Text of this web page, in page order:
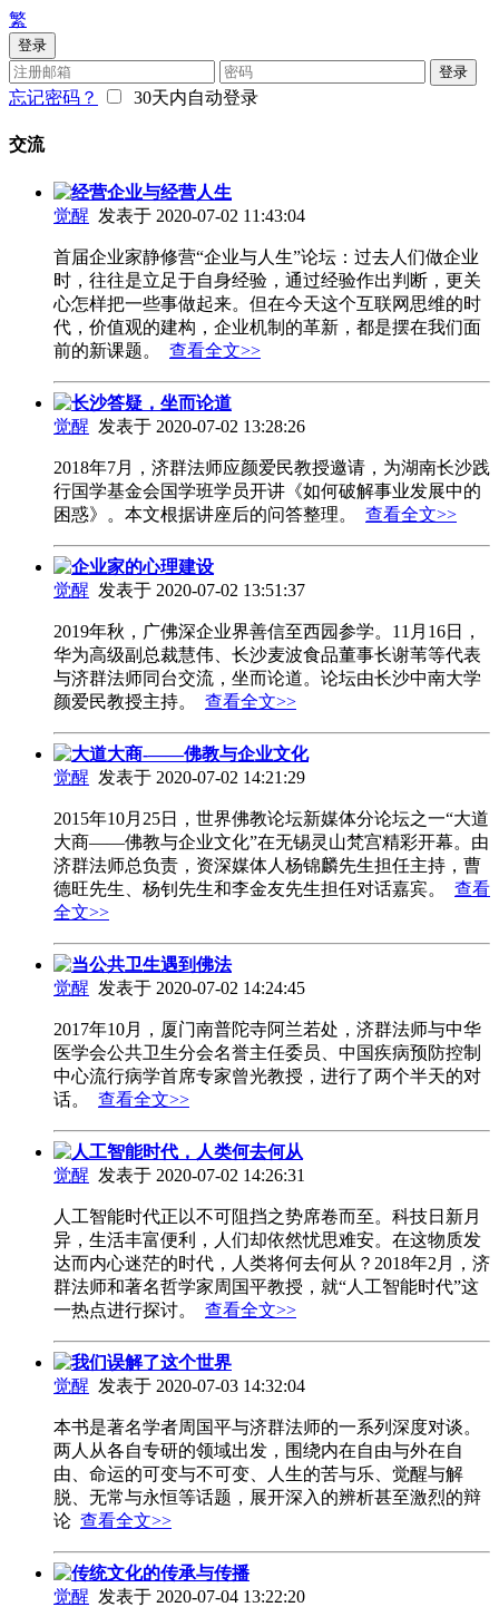
繁
登录
登录
忘记密码？ 30天内自动登录
交流
经营企业与经营人生
觉醒 发表于 2020-07-02 11:43:04
首届企业家静修营“企业与人生”论坛：过去人们做企业
时，往往是立足于自身经验，通过经验作出判断，更关
心怎样把一些事做起来。但在今天这个互联网思维的时
代，价值观的建构，企业机制的革新，都是摆在我们面
前的新课题。 查看全文>>
长沙答疑，坐而论道
觉醒 发表于 2020-07-02 13:28:26
2018年7月，济群法师应颜爱民教授邀请，为湖南长沙践
行国学基金会国学班学员开讲《如何破解事业发展中的
困惑》。本文根据讲座后的问答整理。 查看全文>>
企业家的心理建设
觉醒 发表于 2020-07-02 13:51:37
2019年秋，广佛深企业界善信至西园参学。11月16日，
华为高级副总裁慧伟、长沙麦波食品董事长谢苇等代表
与济群法师同台交流，坐而论道。论坛由长沙中南大学
颜爱民教授主持。 查看全文>>
大道大商-——佛教与企业文化
觉醒 发表于 2020-07-02 14:21:29
2015年10月25日，世界佛教论坛新媒体分论坛之一“大道
大商——佛教与企业文化”在无锡灵山梵宫精彩开幕。由
济群法师总负责，资深媒体人杨锦麟先生担任主持，曹
德旺先生、杨钊先生和李金友先生担任对话嘉宾。 查看
全文>>
当公共卫生遇到佛法
觉醒 发表于 2020-07-02 14:24:45
2017年10月，厦门南普陀寺阿兰若处，济群法师与中华
医学会公共卫生分会名誉主任委员、中国疾病预防控制
中心流行病学首席专家曾光教授，进行了两个半天的对
话。 查看全文>>
人工智能时代，人类何去何从
觉醒 发表于 2020-07-02 14:26:31
人工智能时代正以不可阻挡之势席卷而至。科技日新月
异，生活丰富便利，人们却依然忧思难安。在这物质发
达而内心迷茫的时代，人类将何去何从？2018年2月，济
群法师和著名哲学家周国平教授，就“人工智能时代”这
一热点进行探讨。 查看全文>>
我们误解了这个世界
觉醒 发表于 2020-07-03 14:32:04
本书是著名学者周国平与济群法师的一系列深度对谈。
两人从各自专研的领域出发，围绕内在自由与外在自
由、命运的可变与不可变、人生的苦与乐、觉醒与解
脱、无常与永恒等话题，展开深入的辨析甚至激烈的辩
论 查看全文>>
传统文化的传承与传播
觉醒 发表于 2020-07-04 13:22:20